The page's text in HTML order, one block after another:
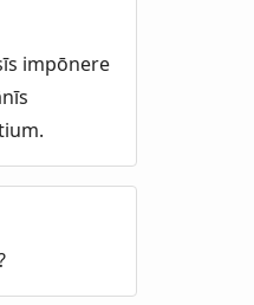
impōnere